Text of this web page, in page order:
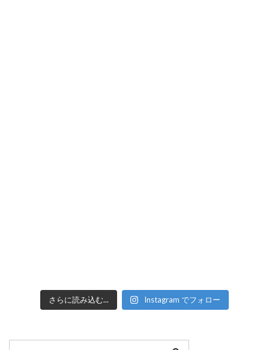
さらに読み込む... Instagram でフォロー